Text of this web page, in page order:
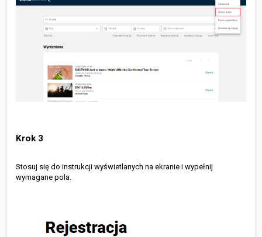
Krok 3
Stosuj się do instrukcji wyświetlanych na ekranie i wypełnij
wymagane pola.